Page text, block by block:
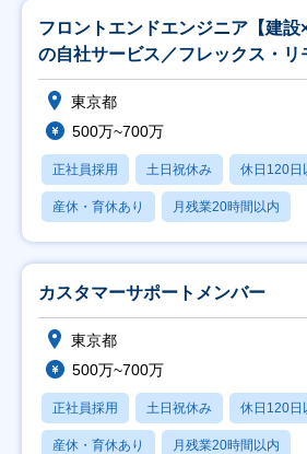
フロントエンドエンジニア【建
の自社サービス／フレックス・リ
東京都
500万~700万
正社員採用 土日祝休み 休日120日
産休・育休あり 月残業20時間以内
カスタマーサポートメンバー
東京都
500万~700万
正社員採用 土日祝休み 休日120日
産休・育休あり 月残業20時間以内